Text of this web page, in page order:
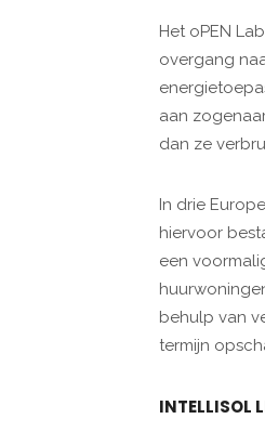
Het oPEN
overgang
aan
dan ze
In drie
hiervoor
een
behulp van
termijn
INTELLISOL